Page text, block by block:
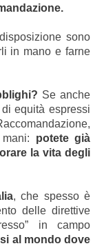
sono
in mano e farne
Se anche
equità espressi
potete già
la vita degli
, che spesso è
delle direttive
in campo
al mondo dove